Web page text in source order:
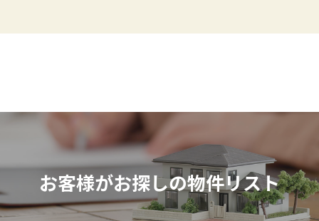
お客様がお探しの物件リスト